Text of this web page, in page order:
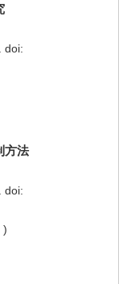
doi:
方法
doi:
)